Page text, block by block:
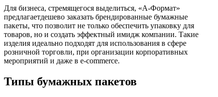
Для бизнеса, стремящегося выделиться, «А-Формат»
предлагаетдешево заказать брендированные бумажные
пакеты, что позволит не только обеспечить упаковку для
товаров, но и создать эффектный имидж компании. Такие
изделия идеально подходят для использования в сфере
розничной торговли, при организации корпоративных
мероприятий и даже в e-commerce.
Типы бумажных пакетов